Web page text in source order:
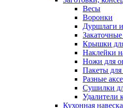
Весы
Воронки
Дуршлаги
Крышки
Наклейки
Ножи для
Пакеты для
Разные
Сушилки
Удалители
Кухонная навеска